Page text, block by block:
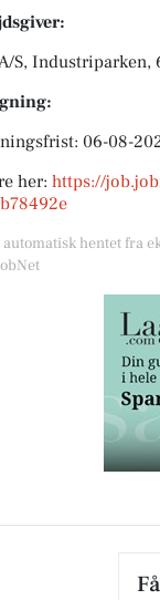
S, Industriparken,
06-08-
her: https://
automatisk hentet fra